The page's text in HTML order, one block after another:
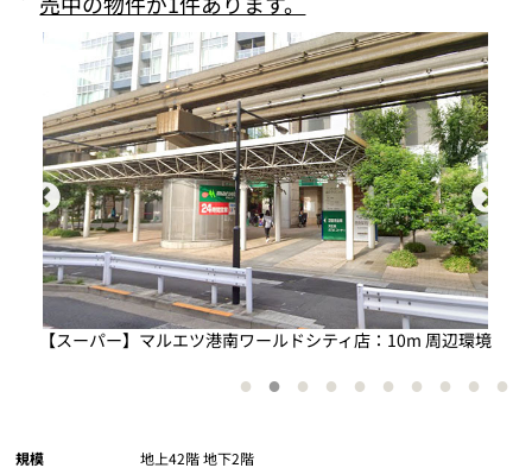
【スーパー】マルエツ港南ワールドシティ店：10m 周辺環境
規模 地上42階 地下2階